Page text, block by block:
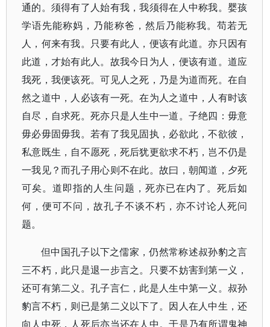
通的。须得有了人始有我，我须得在人中称我。婴孩
学语先能称妈，乃能称爸，然后乃能称我。苟若无
人，何来有我。只要有此人，便该有此道。亦只因有
此道，才始有此人。故我今日为人，便该有道。道应
我死，我便该死。可见人之死，乃是为道而死。在自
然之道中，人必该有一死。在为人之道中，人有时该
自尽，自求死。死亦只是人生中一道。子绝四：毋意
毋必毋固毋我。若有了我见固执，必欲此，不欲彼，
私意既生，自不愿死，死后犹更欲求不朽，岂不仍是
一我见？而孔子用心则不在此。故曰，朝闻道，夕死
可矣。道即指的人生问题，死亦已在内了。死后如
何，便可不问，故孔子不谈不朽，亦不讨论人死问
题。
但中国孔子以下之儒家，仍然常称述叔孙豹之言
三不朽，此只是退一步言之。只要不妨害到第一义，
还可有第二义。孔子言仁，此是人生中第一义。叔孙
豹言不朽，则已是第二义以下了。因人在人中生，还
向人中死，人死后亦当还在人中。于是乃有所谓鬼神